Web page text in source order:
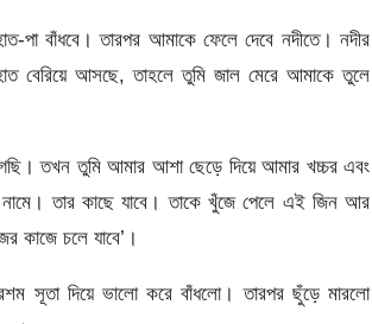
পা বাঁধবে। তারপর আমাকে ফেলে দেবে নদীতে। নদীর
বেরিয়ে আসছে, তাহলে তুমি জাল মেরে আমাকে তুলে
তখন তুমি আমার আশা ছেড়ে দিয়ে আমার খচ্চর এবং
নামে। তার কাছে যাবে। তাকে খুঁজে পেলে এই জিন আর
কাজে চলে যাবে’।
সূতা দিয়ে ভালো করে বাঁধলো। তারপর ছুঁড়ে মারলো